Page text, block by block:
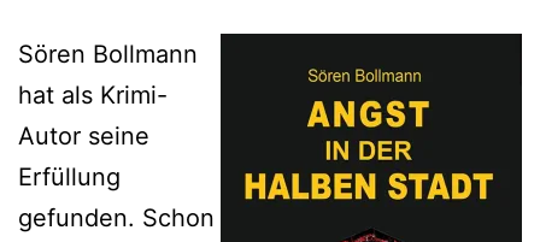
Sören Bollmann
hat als Krimi-
Autor seine
Erfüllung
gefunden. Schon